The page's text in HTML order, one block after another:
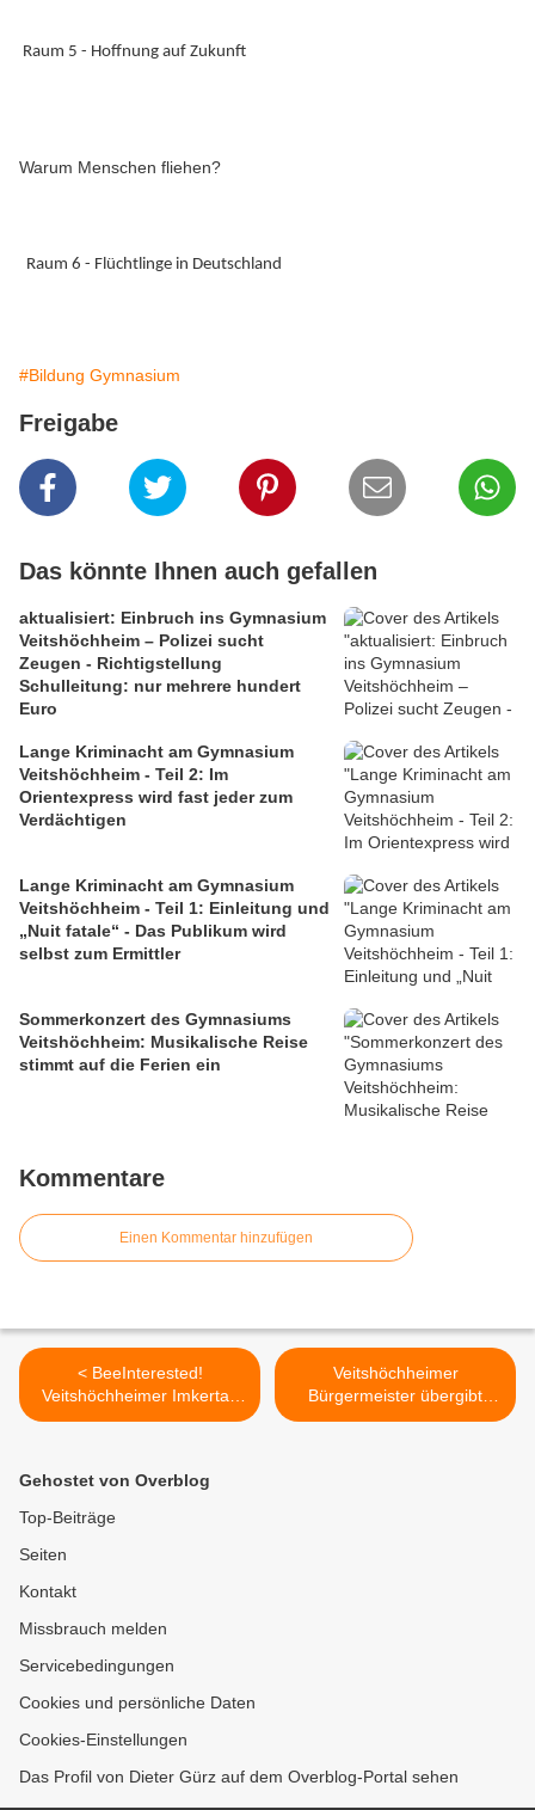
Raum 5 - Hoffnung auf Zukunft
Warum Menschen fliehen?
Raum 6 - Flüchtlinge in Deutschland
#Bildung Gymnasium
Freigabe
Das könnte Ihnen auch gefallen
aktualisiert: Einbruch ins Gymnasium
Veitshöchheim – Polizei sucht
Zeugen - Richtigstellung
Schulleitung: nur mehrere hundert
Euro
Lange Kriminacht am Gymnasium
Veitshöchheim - Teil 2: Im
Orientexpress wird fast jeder zum
Verdächtigen
Lange Kriminacht am Gymnasium
Veitshöchheim - Teil 1: Einleitung und
„Nuit fatale“ - Das Publikum wird
selbst zum Ermittler
Sommerkonzert des Gymnasiums
Veitshöchheim: Musikalische Reise
stimmt auf die Ferien ein
Kommentare
Einen Kommentar hinzufügen
< BeeInterested!
Veitshöchheimer Imkertag
am 8. Juli 2018
Veitshöchheimer
Bürgermeister übergibt
repräsentative
Gehostet von Overblog
Top-Beiträge
Seiten
Kontakt
Missbrauch melden
Servicebedingungen
Cookies und persönliche Daten
Cookies-Einstellungen
Das Profil von Dieter Gürz auf dem Overblog-Portal sehen